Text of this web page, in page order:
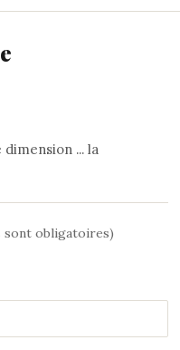
dimension ... la
sont obligatoires)